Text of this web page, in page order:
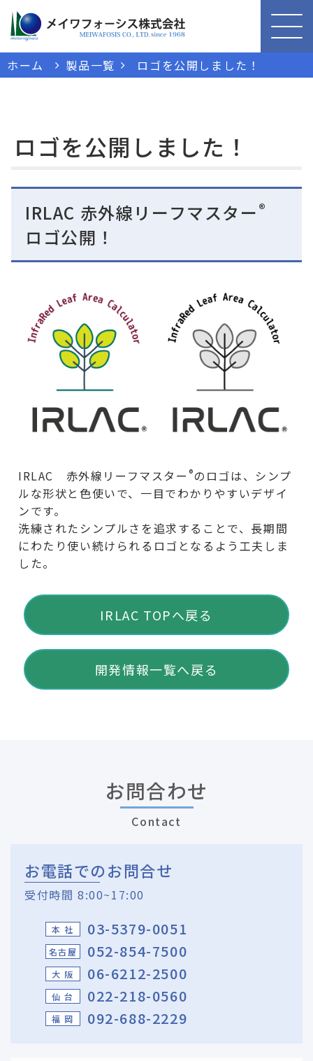
ホーム 製品一覧 ロゴを公開しました！
ロゴを公開しました！
IRLAC 赤外線リーフマスター®
ロゴ公開！
IRLAC 赤外線リーフマスター ®のロゴは、シンプ
ルな形状と色使いで、一目でわかりやすいデザイ
ンです。
洗練されたシンプルさを追求することで、長期間
にわたり使い続けられるロゴとなるよう工夫しま
した。
IRLAC TOPへ戻る
開発情報一覧へ戻る
お問合わせ
Contact
お電話でのお問合せ
受付時間 8:00~17:00
本 社 03-5379-0051
名古屋 052-854-7500
大 阪 06-6212-2500
仙 台 022-218-0560
福 岡 092-688-2229